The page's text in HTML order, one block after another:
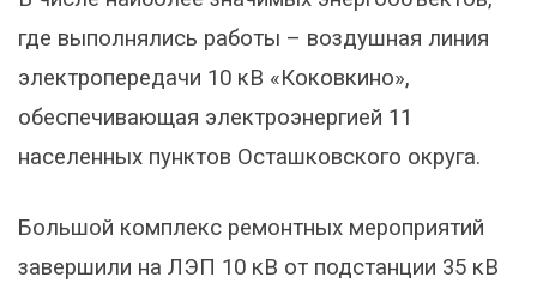
где выполнялись работы – воздушная линия
электропередачи 10 кВ «Коковкино»,
обеспечивающая электроэнергией 11
населенных пунктов Осташковского округа.
Большой комплекс ремонтных мероприятий
завершили на ЛЭП 10 кВ от подстанции 35 кВ